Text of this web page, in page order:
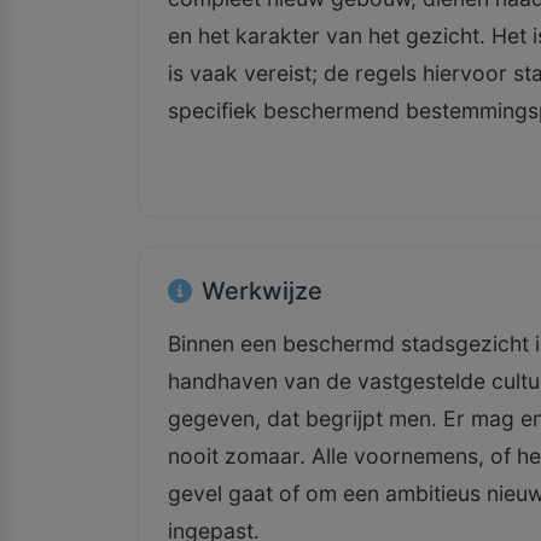
en het karakter van het gezicht. Het
is vaak vereist; de regels hiervoor
specifiek beschermend
Werkwijze
Binnen een beschermd
handhaven van de vastgestelde
gegeven, dat begrijpt men. Er mag
nooit zomaar. Alle voornemens, of
gevel gaat of om een ambitieus
ingepast.